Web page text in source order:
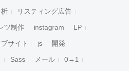
リスティング広告
ツ制作 instagram LP
サイト js 開発
Sass メール 0→1